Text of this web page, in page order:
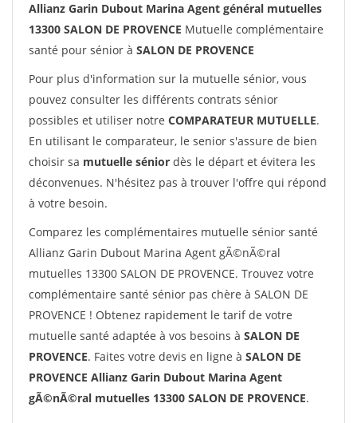
Allianz Garin Dubout Marina Agent général mutuelles
13300 SALON DE PROVENCE Mutuelle complémentaire
santé pour sénior à SALON DE PROVENCE
Pour plus d'information sur la mutuelle sénior, vous
pouvez consulter les différents contrats sénior
possibles et utiliser notre COMPARATEUR MUTUELLE.
En utilisant le comparateur, le senior s'assure de bien
choisir sa mutuelle sénior dès le départ et évitera les
déconvenues. N'hésitez pas à trouver l'offre qui répond
à votre besoin.
Comparez les complémentaires mutuelle sénior santé
Allianz Garin Dubout Marina Agent gÃ©nÃ©ral
mutuelles 13300 SALON DE PROVENCE. Trouvez votre
complémentaire santé sénior pas chère à SALON DE
PROVENCE ! Obtenez rapidement le tarif de votre
mutuelle santé adaptée à vos besoins à SALON DE
PROVENCE. Faites votre devis en ligne à SALON DE
PROVENCE Allianz Garin Dubout Marina Agent
gÃ©nÃ©ral mutuelles 13300 SALON DE PROVENCE.